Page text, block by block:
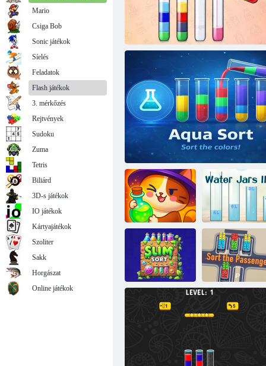
Water Sort
Water Sort Brain Puzzle
Aqua Sort
Mágikus
áramlás
Víz üvegek II
Mario
Csiga Bob
Sonic játékok
Síelés
Feladatok
Flash játékok
3. mérkőzés
Rejtvények
Sudoku
Zuma
Tetris
Biliárd
3D-s játékok
IO játékok
Kártyajátékok
Szoliter
Sakk
Horgászat
Online játékok